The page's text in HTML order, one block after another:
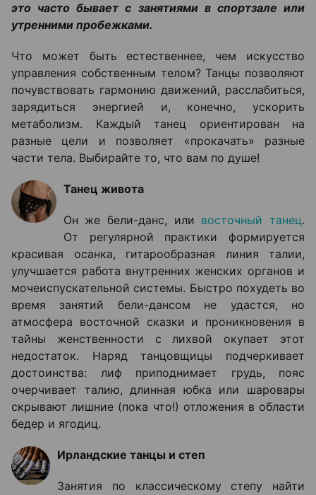
это часто бывает с занятиями в спортзале или
утренними пробежками.
Что может быть естественнее, чем искусство
управления собственным телом? Танцы позволяют
почувствовать гармонию движений, расслабиться,
зарядиться энергией и, конечно, ускорить
метаболизм. Каждый танец ориентирован на
разные цели и позволяет «прокачать» разные
части тела. Выбирайте то, что вам по душе!
Танец живота
Он же бели-данс, или восточный танец.
От регулярной практики формируется
красивая осанка, гитарообразная линия талии,
улучшается работа внутренних женских органов и
мочеиспускательной системы. Быстро похудеть во
время занятий бели-дансом не удастся, но
атмосфера восточной сказки и проникновения в
тайны женственности с лихвой окупает этот
недостаток. Наряд танцовщицы подчеркивает
достоинства: лиф приподнимает грудь, пояс
очерчивает талию, длинная юбка или шаровары
скрывают лишние (пока что!) отложения в области
бедер и ягодиц.
Ирландские танцы и степ
Занятия по классическому степу найти